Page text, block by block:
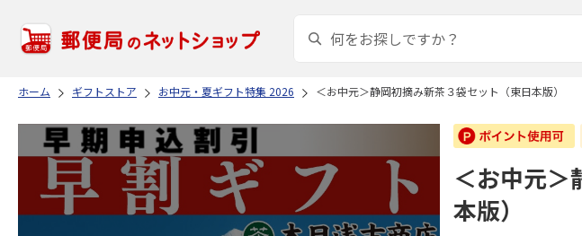
ホーム ギフトストア お中元・夏ギフト特集 2026 ＜お中元＞静岡初摘み新茶３袋セット（東日本版）
＜お中元＞
本版）